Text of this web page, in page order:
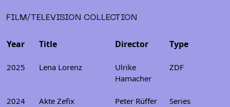
FILM/TELEVISION COLLECTION
Year Title Director Type
2025 Lena Lorenz
Ulrike
Hamacher
ZDF
2024 Akte Zefix Peter Rüffer Series